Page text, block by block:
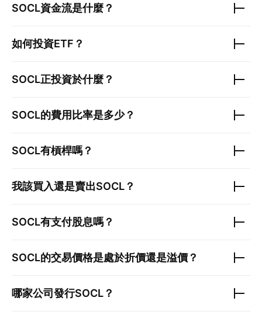
SOCL資金流是什麼？
如何投資ETF？
SOCL正投資於什麼？
SOCL的費用比率是多少？
SOCL有槓桿嗎？
我該買入還是賣出SOCL ？
SOCL有支付股息嗎？
SOCL的交易價格是處於折價還是溢價？
哪家公司發行SOCL ？